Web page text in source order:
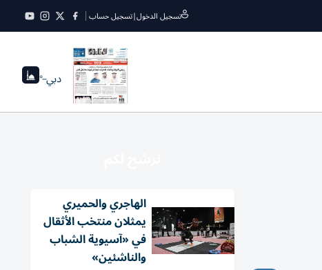
تسجيل الدخول|تسجيل حساب
دبي--°
الهاجري والحميري
يمثلان منتخب الأثقال
في «آسيوية الشباب
والناشئين»